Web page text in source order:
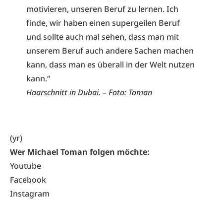
motivieren, unseren Beruf zu lernen. Ich
finde, wir haben einen supergeilen Beruf
und sollte auch mal sehen, dass man mit
unserem Beruf auch andere Sachen machen
kann, dass man es überall in der Welt nutzen
kann.“
Haarschnitt in Dubai. – Foto: Toman
(yr)
Wer Michael Toman folgen möchte:
Youtube
Facebook
Instagram